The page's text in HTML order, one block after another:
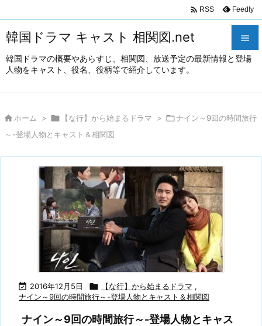
韓国ドラマ キャスト 相関図.net
韓国ドラマの概要やあらすじ、相関図、放送予定の最新情報と登場
人物をキャスト、役名、役柄等で紹介しています。




 RSS Feedly
 ホーム >  【な行】から始まるドラマ > ナイン～9回の時間旅行
～-登場人物とキャスト＆相関図
 2016年12月5日  【な行】から始まるドラマ ,
ナイン～9回の時間旅行～-登場人物とキャスト＆相関図
ナイン～9回の時間旅行～-登場人物とキャス